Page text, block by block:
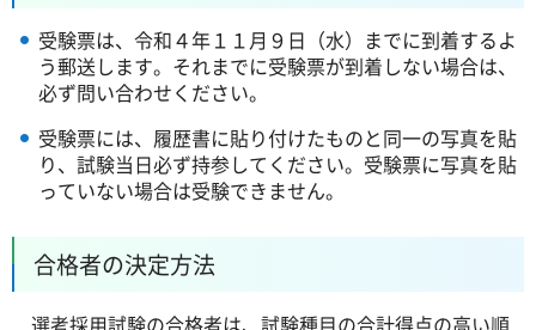
受験票は、令和４年１１月９日（水）までに到着するよ
う郵送します。それまでに受験票が到着しない場合は、
必ず問い合わせください。
受験票には、履歴書に貼り付けたものと同一の写真を貼
り、試験当日必ず持参してください。受験票に写真を貼
っていない場合は受験できません。
合格者の決定方法